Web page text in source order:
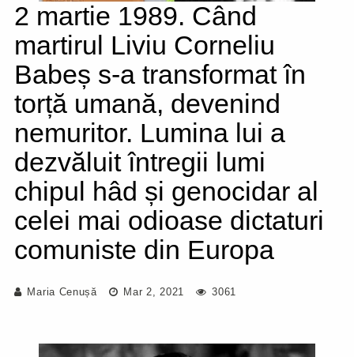
2 martie 1989. Când
martirul Liviu Corneliu
Babeș s-a transformat în
torță umană, devenind
nemuritor. Lumina lui a
dezvăluit întregii lumi
chipul hâd și genocidar al
celei mai odioase dictaturi
comuniste din Europa
Maria Cenușă Mar 2, 2021 3061